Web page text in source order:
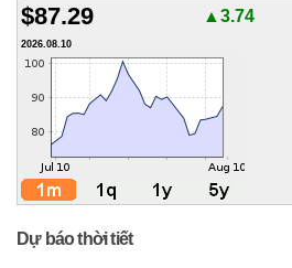
$87.29 ▲3.74
2026.08.10
Dự báo thời tiết